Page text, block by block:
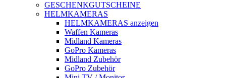
GESCHENKGUTSCHEINE
HELMKAMERAS
HELMKAMERAS anzeigen
Waffen Kameras
Midland Kameras
GoPro Kameras
Midland Zubehör
GoPro Zubehör